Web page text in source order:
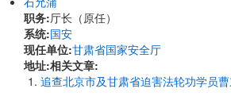
职务:厅长（原任）
系统:国安
现任单位:甘肃省国家安全厅
地址:相关文章:
追查北京市及甘肃省迫害法轮功学员